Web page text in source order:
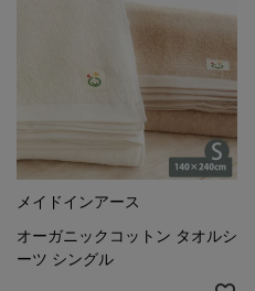
メイドインアース
オーガニックコットン タオルシ
ーツ シングル